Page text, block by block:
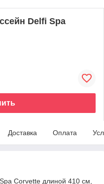
Delfi Spa
Доставка Оплата
Corvette длиной 410 см,